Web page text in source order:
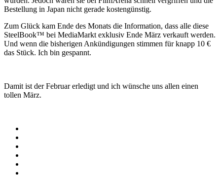
Bestellung in Japan nicht gerade kostengünstig.
Zum Glück kam Ende des Monats die Information, dass alle diese
SteelBook™ bei MediaMarkt exklusiv Ende März verkauft werden.
Und wenn die bisherigen Ankündigungen stimmen für knapp 10 €
das Stück. Ich bin gespannt.
Damit ist der Februar erledigt und ich wünsche uns allen einen
tollen März.